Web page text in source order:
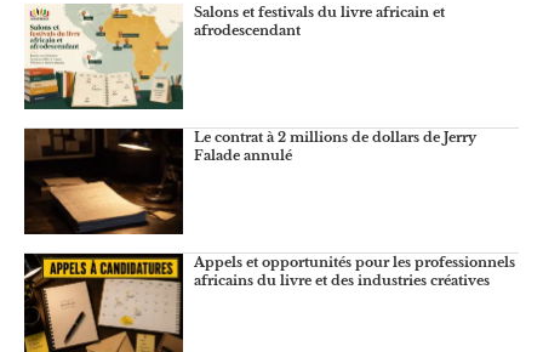
Salons et festivals du livre africain et
afrodescendant
Le contrat à 2 millions de dollars de Jerry
Falade annulé
Appels et opportunités pour les professionnels
africains du livre et des industries créatives